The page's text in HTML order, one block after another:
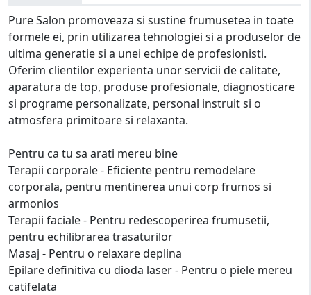
Pure Salon promoveaza si sustine frumusetea in toate
formele ei, prin utilizarea tehnologiei si a produselor de
ultima generatie si a unei echipe de profesionisti.
Oferim clientilor experienta unor servicii de calitate,
aparatura de top, produse profesionale, diagnosticare
si programe personalizate, personal instruit si o
atmosfera primitoare si relaxanta.
Pentru ca tu sa arati mereu bine
Terapii corporale - Eficiente pentru remodelare
corporala, pentru mentinerea unui corp frumos si
armonios
Terapii faciale - Pentru redescoperirea frumusetii,
pentru echilibrarea trasaturilor
Masaj - Pentru o relaxare deplina
Epilare definitiva cu dioda laser - Pentru o piele mereu
catifelata